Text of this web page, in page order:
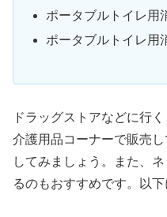
ポータブルトイレ用
ポータブルトイレ用
ドラッグストアなどに行
介護用品コーナーで販売
してみましょう。また、
るのもおすすめです。以下